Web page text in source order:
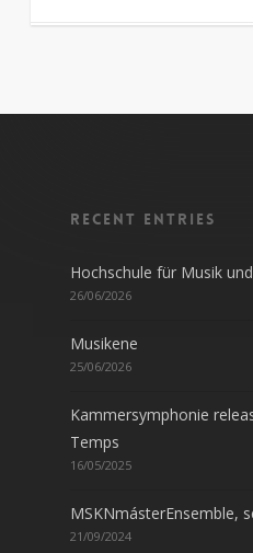
Recent entries
Hochschule für Musik
26/06/2026
Musikene
25/06/2026
Kammersymphonie
Temps
16/05/2025
MSKNmásterEnsemble,
21/09/2024